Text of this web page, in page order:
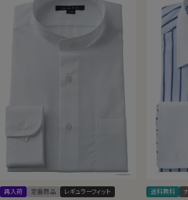
再入荷 定番商品 レギュラーフィット 送料無料